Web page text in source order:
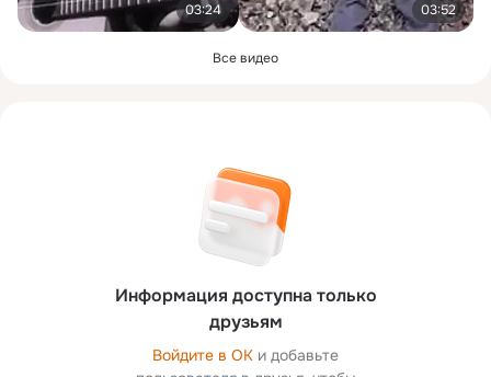
03:24 03:52
Все видео
Информация доступна только
друзьям
Войдите в ОК и добавьте